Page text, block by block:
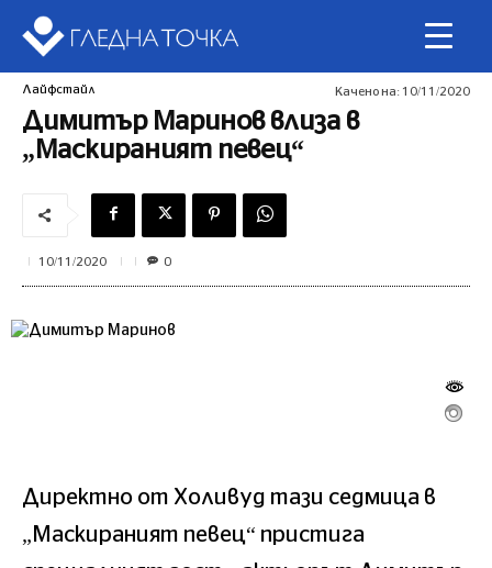
Лайфстайл Качено на: 10/11/2020
Димитър Маринов влиза в
„Маскираният певец“
10/11/2020 0
Директно от Холивуд тази седмица в
„Маскираният певец“ пристига